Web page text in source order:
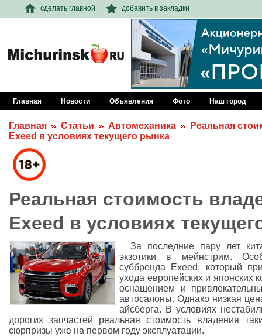
сделать главной добавить в закладки
Главная Новости Объявления Фото Наш город
Главная Статьи Автомеханика
Реальная
Exeed в условиях текущего рынка
Реальная стоимость
Exeed в условиях
За последние пару лет
экзотики в мейнстрим.
суббренда Exeed, который
ухода европейских и японских
оснащением и
автосалоны. Однако низкая
айсберга. В условиях
дорогих запчастей реальная стоимость владения
сюрпризы уже на первом году эксплуатации.